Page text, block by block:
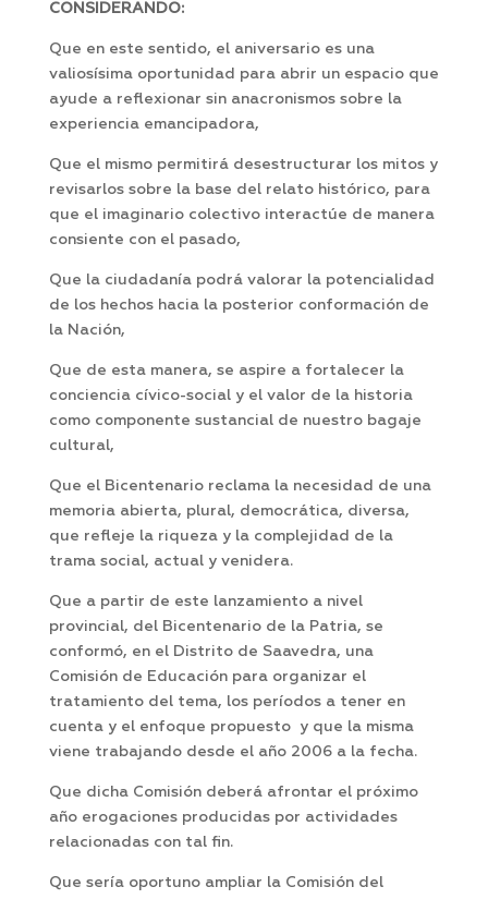
CONSIDERANDO:
Que en este sentido, el aniversario es una
valiosísima oportunidad para abrir un espacio que
ayude a reflexionar sin anacronismos sobre la
experiencia emancipadora,
Que el mismo permitirá desestructurar los mitos y
revisarlos sobre la base del relato histórico, para
que el imaginario colectivo interactúe de manera
consiente con el pasado,
Que la ciudadanía podrá valorar la potencialidad
de los hechos hacia la posterior conformación de
la Nación,
Que de esta manera, se aspire a fortalecer la
conciencia cívico-social y el valor de la historia
como componente sustancial de nuestro bagaje
cultural,
Que el Bicentenario reclama la necesidad de una
memoria abierta, plural, democrática, diversa,
que refleje la riqueza y la complejidad de la
trama social, actual y venidera.
Que a partir de este lanzamiento a nivel
provincial, del Bicentenario de la Patria, se
conformó, en el Distrito de Saavedra, una
Comisión de Educación para organizar el
tratamiento del tema, los períodos a tener en
cuenta y el enfoque propuesto y que la misma
viene trabajando desde el año 2006 a la fecha.
Que dicha Comisión deberá afrontar el próximo
año erogaciones producidas por actividades
relacionadas con tal fin.
Que sería oportuno ampliar la Comisión del